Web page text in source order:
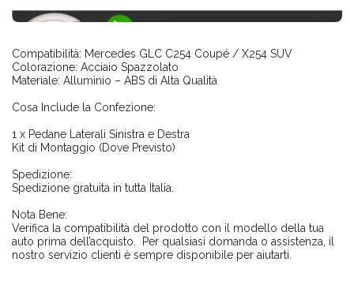
Compatibilità: Mercedes GLC C254 Coupé / X254 SUV
Colorazione: Acciaio Spazzolato
Materiale: Alluminio – ABS di Alta Qualità
Cosa Include la Confezione:
1 x Pedane Laterali Sinistra e Destra
Kit di Montaggio (Dove Previsto)
Spedizione:
Spedizione gratuita in tutta Italia.
Nota Bene:
Verifica la compatibilità del prodotto con il modello della tua
auto prima dell’acquisto. Per qualsiasi domanda o assistenza, il
nostro servizio clienti è sempre disponibile per aiutarti.